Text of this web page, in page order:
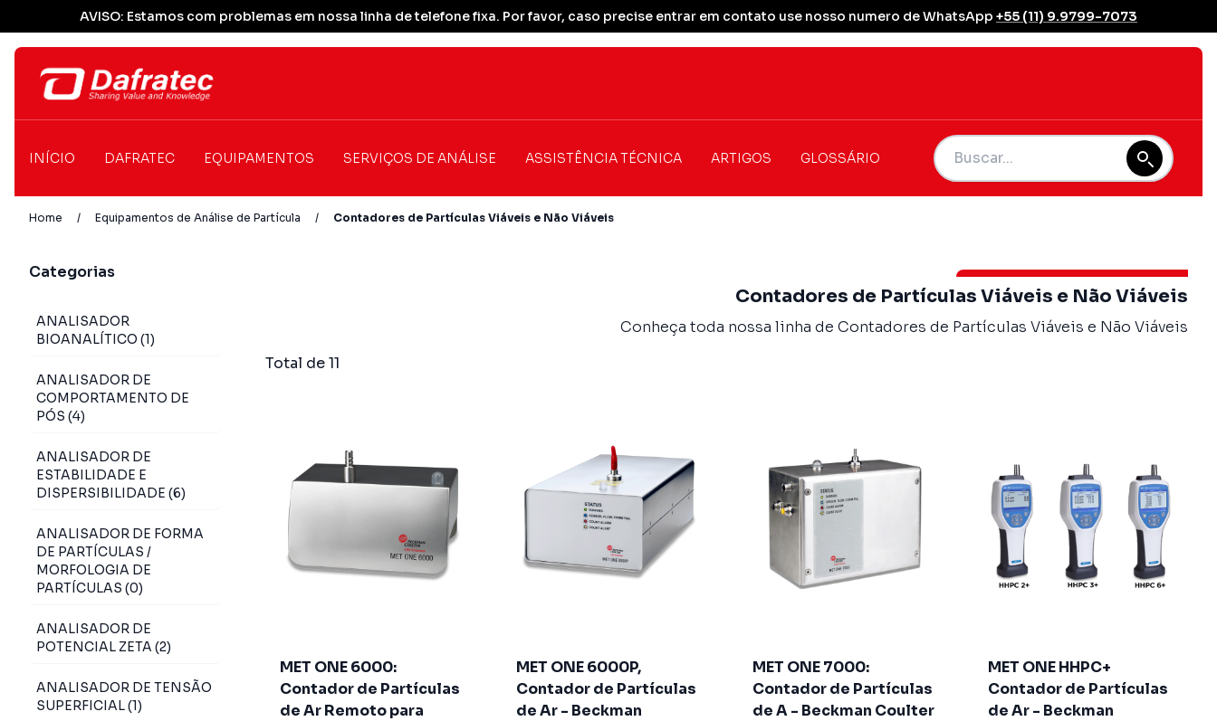
AVISO: Estamos com problemas em nossa linha de telefone fixa. Por favor, caso precise entrar em contato use nosso numero de WhatsApp +55 (11) 9.9799-7073
INÍCIO DAFRATEC EQUIPAMENTOS SERVIÇOS DE ANÁLISE ASSISTÊNCIA TÉCNICA ARTIGOS GLOSSÁRIO
Home / Equipamentos de Análise de Partícula / Contadores de Partículas Viáveis e Não Viáveis
Contadores de Partículas Viáveis e Não Viáveis
Conheça toda nossa linha de Contadores de Partículas Viáveis e Não Viáveis
Total de 11
MET ONE 6000:
Contador de Partículas
de Ar Remoto para
MET ONE 6000P,
Contador de Partículas
de Ar - Beckman
MET ONE 7000:
Contador de Partículas
de A - Beckman Coulter
MET ONE HHPC+
Contador de Partículas
de Ar - Beckman
Categorias
ANALISADOR
BIOANALÍTICO (1)
ANALISADOR DE
COMPORTAMENTO DE
PÓS (4)
ANALISADOR DE
ESTABILIDADE E
DISPERSIBILIDADE (6)
ANALISADOR DE FORMA
DE PARTÍCULAS /
MORFOLOGIA DE
PARTÍCULAS (0)
ANALISADOR DE
POTENCIAL ZETA (2)
ANALISADOR DE TENSÃO
SUPERFICIAL (1)